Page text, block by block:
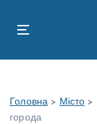
Головна > Місто >
города